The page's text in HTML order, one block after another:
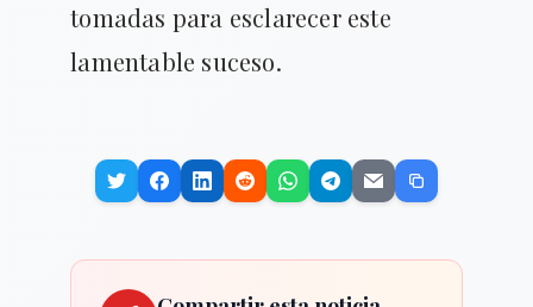
tomadas para esclarecer este
lamentable suceso.